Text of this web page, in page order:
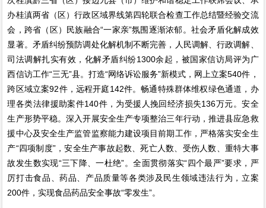
办桂滇两省（区）行政区域界线第四轮联合检查工作总结暨经验交流
会，跨省（区）民族融合“一家亲”氛围逐渐浓郁。社会矛盾化解成效
显著。矛盾纠纷预防调处化解机制不断完善，人民调解、行政调解、
司法调解扎实有效，化解矛盾纠纷1300余起，被国家信访局评为广
西信访工作“三无”县。打造“网络诉讼服务”新模式，网上立案540件，
跨区域立案92件，远程开庭142件。畅通特殊群体维权绿色通道，办
理各类法律援助案件140件，为受援人挽回经济损失136万元。安全
生产形势平稳。深入开展安全生产专项整治三年行动，推进县应急救
援中心及安全生产监管监察能力建设项目前期工作，严格落实安全生
产“四项制度”，安全生产事故起数、死亡人数、受伤人数、重特大事
故发生数实现“三下降、一杜绝”。全面贯彻落实“四个最严”要求，严
厉打击食品、药品、产品质量等各类涉及民生领域违法行为，立案
200件，实现食品药品安全事故“零发生”。